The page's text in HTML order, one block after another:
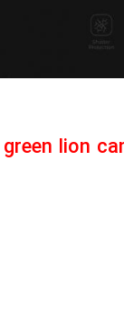
green lion